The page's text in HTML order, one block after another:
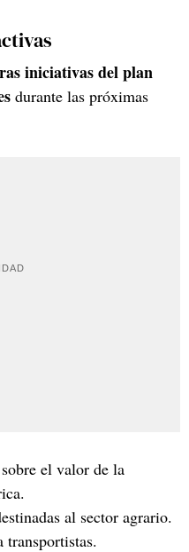
iniciativas del plan
durante las próximas
el valor de la
al sector agrario.
transportistas.